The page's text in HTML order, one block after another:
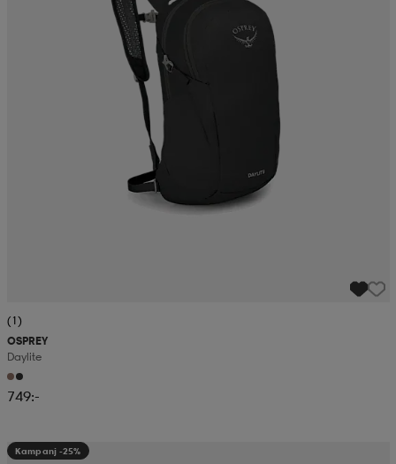
(1)
OSPREY
Daylite
749:-
Kampanj -25%